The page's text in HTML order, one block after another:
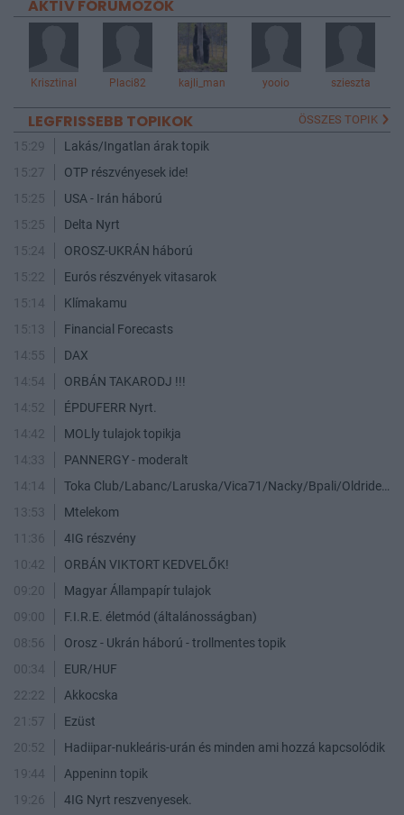
AKTÍV FÓRUMOZÓK
KrisztinaI Placi82 kajli_man yooio szieszta
LEGFRISSEBB TOPIKOK ÖSSZES TOPIK
15:29
Lakás/Ingatlan árak topik
15:27
OTP részvényesek ide!
15:25
USA - Irán háború
15:25
Delta Nyrt
15:24
OROSZ-UKRÁN háború
15:22
Eurós részvények vitasarok
15:14
Klímakamu
15:13
Financial Forecasts
14:55
DAX
14:54
ORBÁN TAKARODJ !!!
14:52
ÉPDUFERR Nyrt.
14:42
MOLly tulajok topikja
14:33
PANNERGY - moderalt
14:14
Toka Club/Labanc/Laruska/Vica71/Nacky/Bpali/Oldrider/Josefernando/Mcbull/Kawaszabi
13:53
Mtelekom
11:36
4IG részvény
10:42
ORBÁN VIKTORT KEDVELŐK!
09:20
Magyar Állampapír tulajok
09:00
F.I.R.E. életmód (általánosságban)
08:56
Orosz - Ukrán háború - trollmentes topik
00:34
EUR/HUF
22:22
Akkocska
21:57
Ezüst
20:52
Hadiipar-nukleáris-urán és minden ami hozzá kapcsolódik
19:44
Appeninn topik
19:26
4IG Nyrt reszvenyesek.